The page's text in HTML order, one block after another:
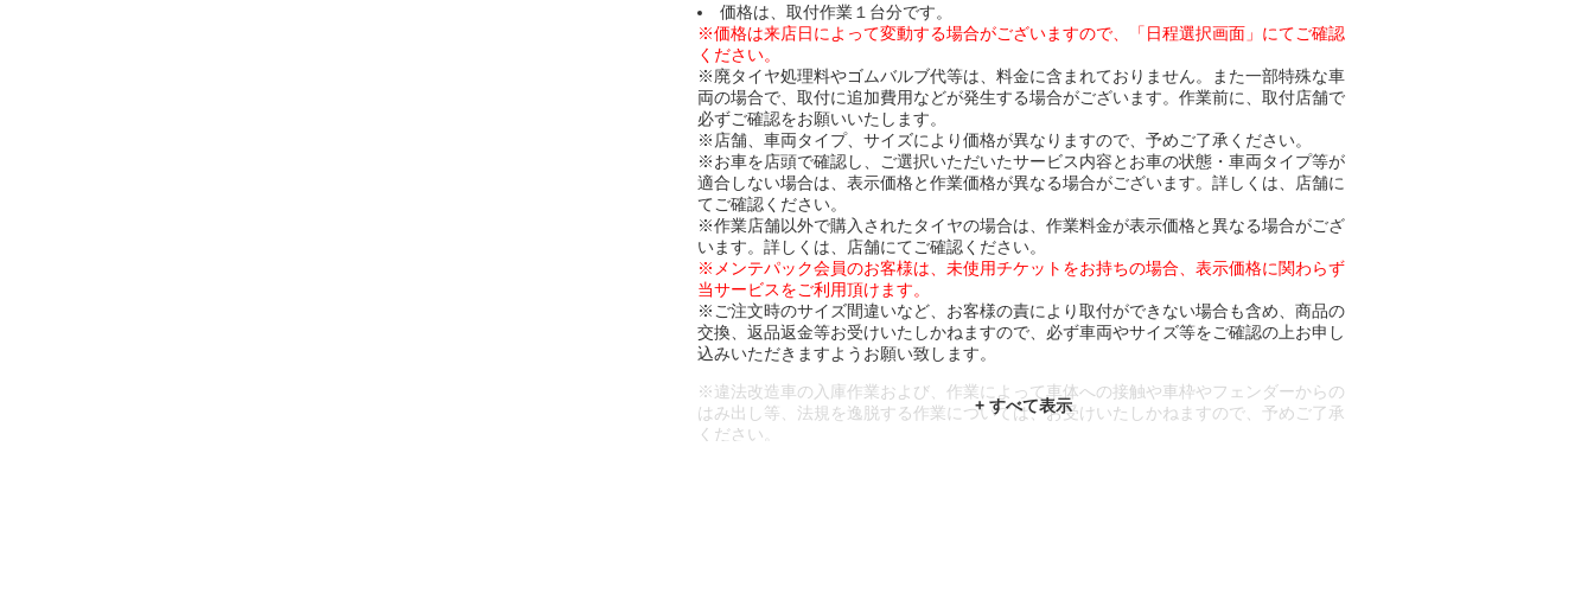
価格は、取付作業１台分です。
※価格は来店日によって変動する場合がございますので、「日程選択画面」にてご確認
ください。
※廃タイヤ処理料やゴムバルブ代等は、料金に含まれておりません。また一部特殊な車
両の場合で、取付に追加費用などが発生する場合がございます。作業前に、取付店舗で
必ずご確認をお願いいたします。
※店舗、車両タイプ、サイズにより価格が異なりますので、予めご了承ください。
※お車を店頭で確認し、ご選択いただいたサービス内容とお車の状態・車両タイプ等が
適合しない場合は、表示価格と作業価格が異なる場合がございます。詳しくは、店舗に
てご確認ください。
※作業店舗以外で購入されたタイヤの場合は、作業料金が表示価格と異なる場合がござ
います。詳しくは、店舗にてご確認ください。
※メンテパック会員のお客様は、未使用チケットをお持ちの場合、表示価格に関わらず
当サービスをご利用頂けます。
※ご注文時のサイズ間違いなど、お客様の責により取付ができない場合も含め、商品の
交換、返品返金等お受けいたしかねますので、必ず車両やサイズ等をご確認の上お申し
込みいただきますようお願い致します。
※違法改造車の入庫作業および、作業によって車体への接触や車枠やフェンダーからの
はみ出し等、法規を逸脱する作業については、お受けいたしかねますので、予めご了承
ください。